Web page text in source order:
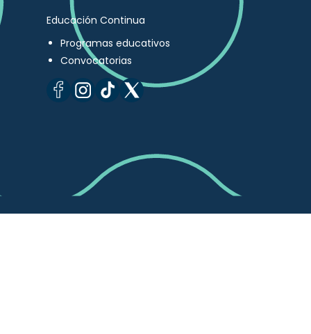
Educación Continua
Programas educativos
Convocatorias